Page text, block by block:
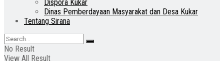
Dispora Kukar
Dinas Pemberdayaan Masyarakat dan Desa Kukar
Tentang Sirana
No Result
View All Result